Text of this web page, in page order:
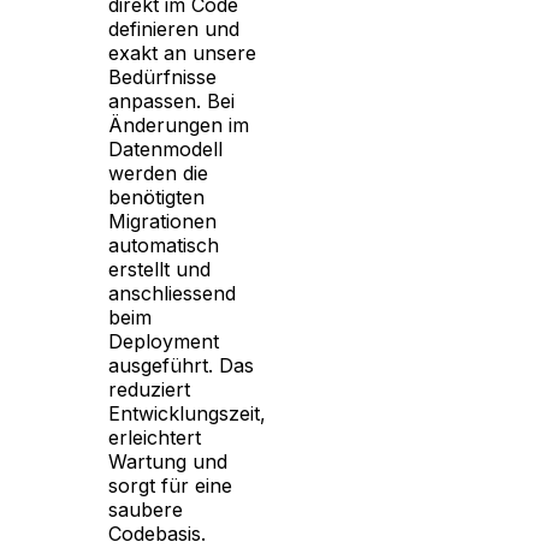
direkt im Code
definieren und
exakt an unsere
Bedürfnisse
anpassen. Bei
Änderungen im
Datenmodell
werden die
benötigten
Migrationen
automatisch
erstellt und
anschliessend
beim
Deployment
ausgeführt. Das
reduziert
Entwicklungszeit,
erleichtert
Wartung und
sorgt für eine
saubere
Codebasis.